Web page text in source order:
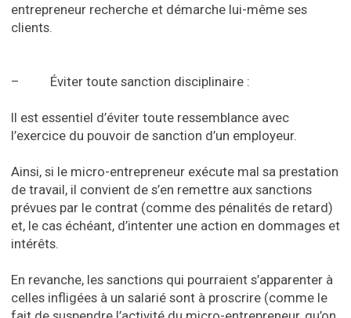
entrepreneur recherche et démarche lui-même ses
clients.
– Éviter toute sanction disciplinaire :
Il est essentiel d’éviter toute ressemblance avec
l’exercice du pouvoir de sanction d’un employeur.
Ainsi, si le micro-entrepreneur exécute mal sa prestation
de travail, il convient de s’en remettre aux sanctions
prévues par le contrat (comme des pénalités de retard)
et, le cas échéant, d’intenter une action en dommages et
intérêts.
En revanche, les sanctions qui pourraient s’apparenter à
celles infligées à un salarié sont à proscrire (comme le